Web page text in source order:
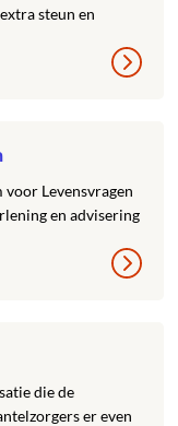
steun en
Levensvragen
en advisering
die de
er even